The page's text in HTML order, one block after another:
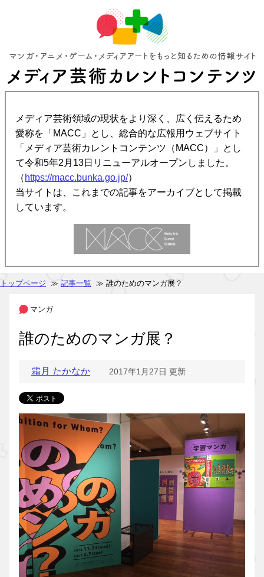
メディア芸術領域の現状をより深く、広く伝えるため
愛称を「MACC」とし、総合的な広報用ウェブサイト
「メディア芸術カレントコンテンツ（MACC）」とし
て令和5年2月13日リニューアルオープンしました。
（ https://macc.bunka.go.jp/）
当サイトは、これまでの記事をアーカイブとして掲載
しています。
トップページ ≫ 記事一覧 ≫ 誰のためのマンガ展？
マンガ
誰のためのマンガ展？
霜月 たかなか 2017年1月27日 更新